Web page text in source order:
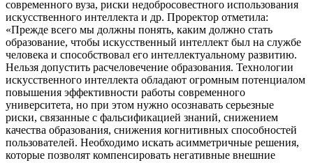
современного вуза, риски недобросовестного использования
искусственного интеллекта и др. Проректор отметила:
«Прежде всего мы должны понять, каким должно стать
образование, чтобы искусственный интеллект был на службе
человека и способствовал его интеллектуальному развитию.
Нельзя допустить расчеловечение образования. Технологии
искусственного интеллекта обладают огромным потенциалом
повышения эффективности работы современного
университета, но при этом нужно осознавать серьезные
риски, связанные с фальсификацией знаний, снижением
качества образования, снижения когнитивных способностей
пользователей. Необходимо искать асимметричные решения,
которые позволят компенсировать негативные внешние